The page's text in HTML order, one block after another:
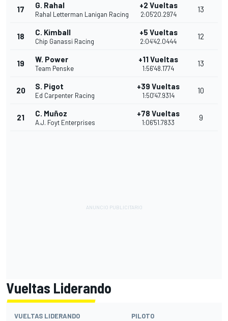
17 G. Rahal
Rahal Letterman Lanigan Racing
+2 Vueltas
2:05'20.2974
13
18 C. Kimball
Chip Ganassi Racing
+5 Vueltas
2:04'42.0444
12
19 W. Power
Team Penske
+11 Vueltas
1:56'48.1774
13
20 S. Pigot
Ed Carpenter Racing
+39 Vueltas
1:50'47.9314
10
21 C. Muñoz
A.J. Foyt Enterprises
+78 Vueltas
1:06'51.7833
9
Vueltas Liderando
VUELTAS LIDERANDO PILOTO